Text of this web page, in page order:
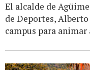
El alcalde de
de Deportes,
campus para animar